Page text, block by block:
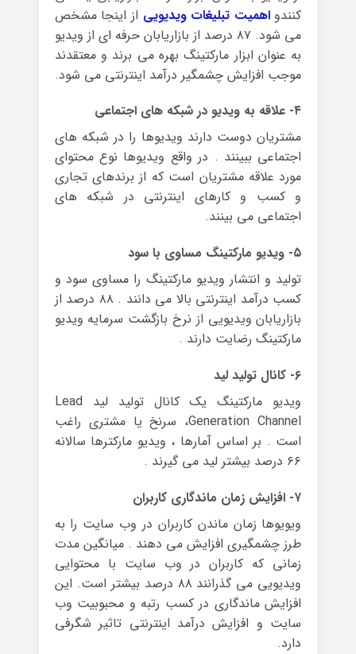
کنندواهمیت تبلیغات ویدیویی از اینجا مشخص
می شود. ۸۷ درصد از بازاریابان حرفه ای از ویدیو
به عنوان ابزار مارکتینگ بهره می برند و معتقدند
موجب افزایش چشمگیر درآمد اینترنتی می شود.
۴- علاقه به ویدیو در شبکه های اجتماعی
مشتریان دوست دارند ویدیوها را در شبکه های
اجتماعی ببینند . در واقع ویدیوها نوع محتوای
مورد علاقه مشتریان است که از برندهای تجاری
و کسب و کارهای اینترنتی در شبکه های
اجتماعی می بینند.
۵- ویدیو مارکتینگ مساوی با سود
تولید و انتشار ویدیو مارکتینگ را مساوی سود و
کسب درآمد اینترنتی بالا می دانند . ۸۸ درصد از
بازاریابان ویدیویی از نرخ بازگشت سرمایه ویدیو
مارکتینگ رضایت دارند .
۶- کانال تولید لید
ویدیو مارکتینگ یک کانال تولید لید Lead
Generation Channel، سرنخ یا مشتری راغب
است . بر اساس آمارها ، ویدیو مارکترها سالانه
۶۶ درصد بیشتر لید می گیرند .
۷- افزایش زمان ماندگاری کاربران
ویویوها زمان ماندن کاربران در وب سایت را به
طرز چشمگیری افزایش می دهند . میانگین مدت
زمانی که کاربران در وب سایت با محتوایی
ویدیویی می گذرانند ۸۸ درصد بیشتر است. این
افزایش ماندگاری در کسب رتبه و محبوبیت وب
سایت و افزایش درآمد اینترنتی تاثیر شگرفی
دارد.